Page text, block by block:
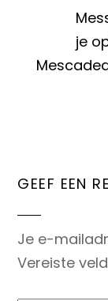
je
GEEF EEN
Je e-
Vereiste